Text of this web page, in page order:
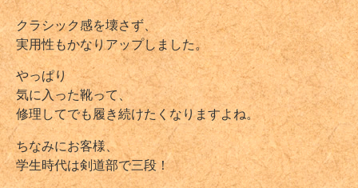
クラシック感を壊さず、
実用性もかなりアップしました。
やっぱり
気に入った靴って、
修理してでも履き続けたくなりますよね。
ちなみにお客様、
学生時代は剣道部で三段！